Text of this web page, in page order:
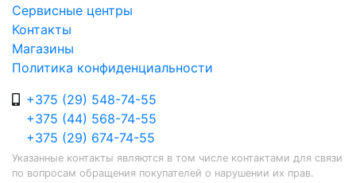
Сервисные центры
Контакты
Магазины
Политика конфиденциальности
+375 (29) 548-74-55
+375 (44) 568-74-55
+375 (29) 674-74-55
Указанные контакты являются в том числе контактами для связи
по вопросам обращения покупателей о нарушении их прав.